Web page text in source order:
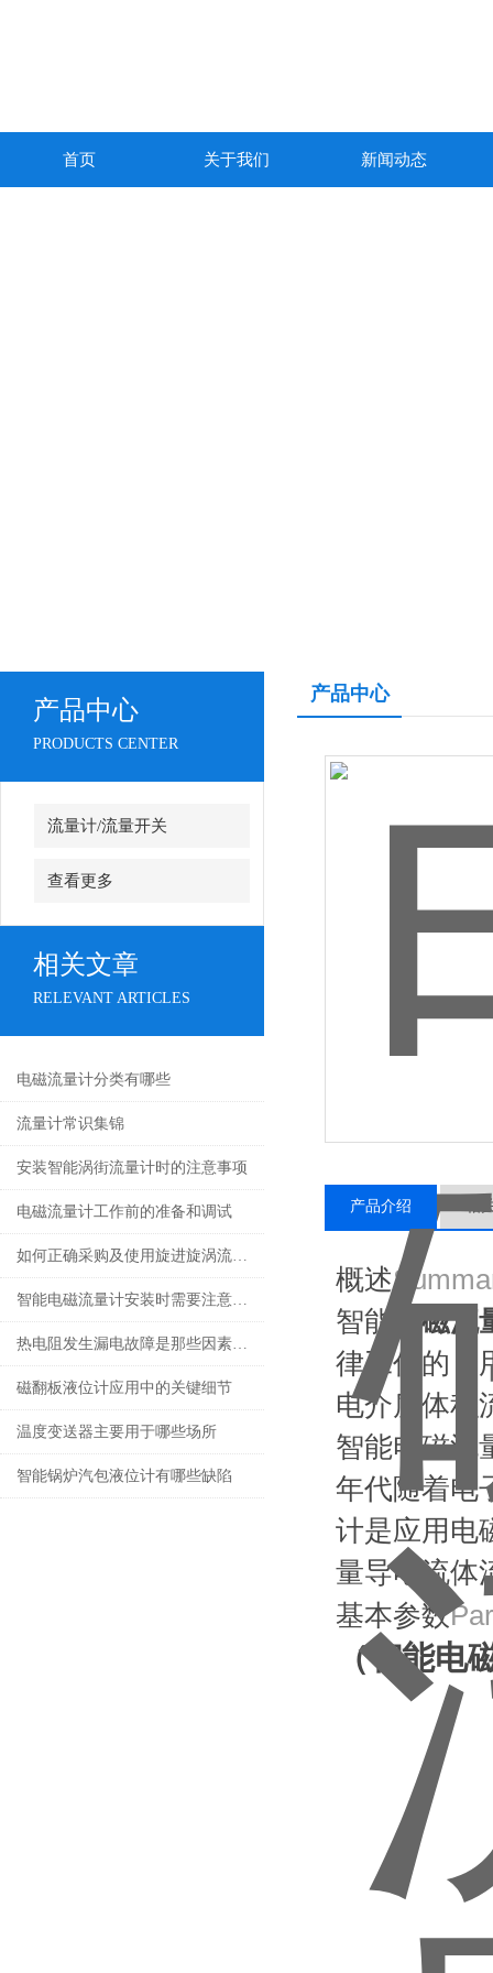
首页 关于我们 新闻动态
产品中心
PRODUCTS CENTER
流量计/流量开关
查看更多
相关文章
RELEVANT ARTICLES
电磁流量计分类有哪些
流量计常识集锦
安装智能涡街流量计时的注意事项
电磁流量计工作前的准备和调试
如何正确采购及使用旋进旋涡流量计
智能电磁流量计安装时需要注意哪些？
热电阻发生漏电故障是那些因素导致的？
磁翻板液位计应用中的关键细节
温度变送器主要用于哪些场所
智能锅炉汽包液位计有哪些缺陷
产品中心
产品介绍 相
概述
智能
电磁流
律工作的，
电介质体积
智能电磁流
年代随着电
计是应用电
量导电流体
基本参数
（智能电